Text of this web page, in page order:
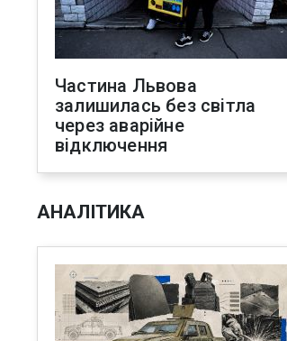
Частина Львова
залишилась без світла
через аварійне
відключення
АНАЛІТИКА